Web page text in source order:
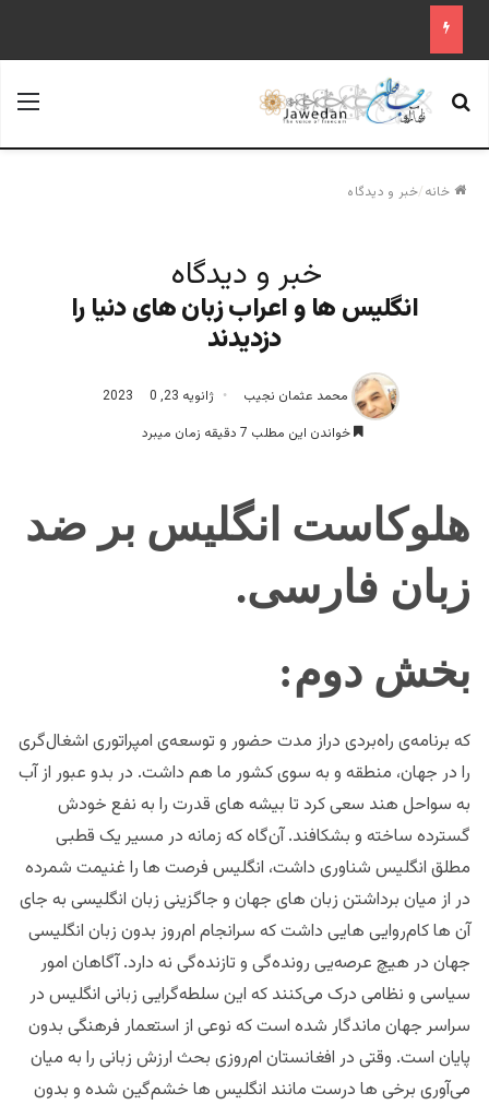
جستجو برای
خانه/خبر و دیدگاه
خبر و دیدگاه
انگلیس ها و اعراب زبان های دنیا را
دزدیدند
محمد عثمان نجیب ژانویه 23, 2023
0
خواندن این مطلب 7 دقیقه زمان میبرد
هلوکاست انگلیس بر ضد
زبان فارسی.
بخش دوم:
که برنامه‌ی راه‌بردی دراز مدت حضور و توسعه‌ی امپراتوری اشغال‌گری
را در جهان، منطقه و به سوی کشور ما هم داشت. در بدو عبور از آب
به سواحل هند سعی کرد تا بیشه‌ های قدرت را به نفع خودش
گسترده ساخته و بشکافند. آن‌گاه که زمانه در مسیر یک قطبی
مطلق انگلیس شناوری داشت،‌ انگلیس فرصت ها را غنیمت شمرده
در از میان برداشتن زبان های جهان و جاگزینی زبان انگلیسی به جای
آن ها کام‌روایی هایی داشت که سرانجام ام‌روز بدون زبان انگلیسی
جهان در هیچ عرصه‌یی رونده‌گی و‌ تازنده‌گی نه دارد. آگاهان امور
سیاسی و نظامی درک می‌کنند که این سلطه‌‌گرایی زبانی انگلیس در
سراسر جهان ماندگار شده است که نوعی از استعمار فرهنگی بدون
پایان است.‌ وقتی در افغانستان ام‌روزی بحث ارزش زبانی را به میان
می‌‌آوری برخی ها درست مانند انگلیس ها خشم‌گین شده و بدون